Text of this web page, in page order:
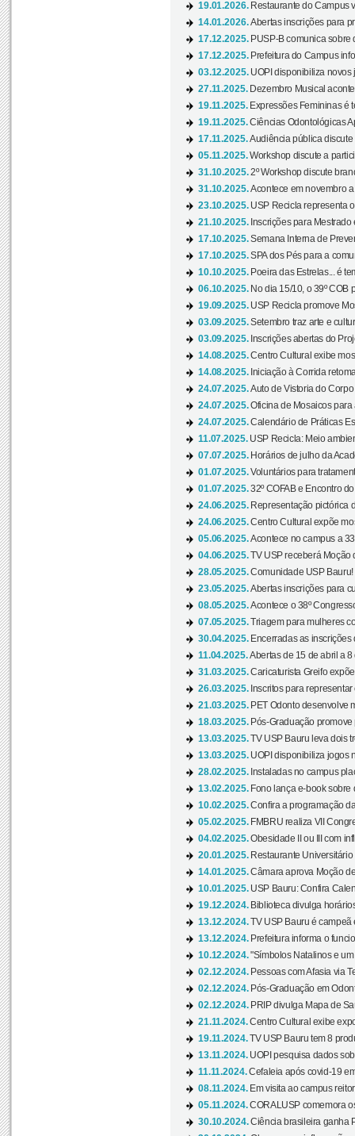
19.01.2026. Restaurante do Campus
14.01.2026.Abertas inscrições para
17.12.2025. PUSP-B comunica sobre
17.12.2025. Prefeitura do Campus
03.12.2025. UOPI disponibiliza novos
27.11.2025. Dezembro Musical
19.11.2025. Expressões Femininas é
19.11.2025.Ciências Odontológicas
17.11.2025.Audiência pública
05.11.2025.Workshop discute a
31.10.2025.2º Workshop discute
31.10.2025.Acontece em novembro
23.10.2025. USP Recicla representa
21.10.2025. Inscrições para
17.10.2025.Semana Interna de
17.10.2025.SPA dos Pés para a
10.10.2025. Poeira das Estrelas... é
06.10.2025. No dia 15/10, o 39º COB
19.09.2025. USP Recicla promove
03.09.2025.Setembro traz arte e
03.09.2025. Inscrições abertas do
14.08.2025.Centro Cultural exibe
14.08.2025. Iniciação à Corrida
24.07.2025.Auto de Vistoria do
24.07.2025.Oficina de Mosaicos
24.07.2025.Calendário de Práticas
11.07.2025. USP Recicla: Meio
07.07.2025. Horários de julho da
01.07.2025.Voluntários para
01.07.2025.32º COFAB e Encontro
24.06.2025. Representação pictórica
24.06.2025.Centro Cultural expõe
05.06.2025.Acontece no campus a
04.06.2025.TV USP receberá Moção
28.05.2025.Comunidade USP Bauru!
23.05.2025.Abertas inscrições para
08.05.2025.Acontece o 38º
07.05.2025.Triagem para mulheres
30.04.2025. Encerradas as inscrições
11.04.2025.Abertas de 15 de abril a
31.03.2025.Caricaturista Greifo
26.03.2025. Inscritos para
21.03.2025. PET Odonto desenvolve
18.03.2025. Pós-Graduação
13.03.2025.TV USP Bauru leva dois
13.03.2025. UOPI disponibiliza jogos
28.02.2025. Instaladas no campus
13.02.2025. Fono lança e-book sobre
10.02.2025.Confira a programação
05.02.2025. FMBRU realiza VII
04.02.2025.Obesidade II ou III com
20.01.2025. Restaurante
14.01.2025.Câmara aprova Moção
10.01.2025. USP Bauru: Confira
19.12.2024. Biblioteca divulga
13.12.2024.TV USP Bauru é campeã
13.12.2024. Prefeitura informa o
10.12.2024."Símbolos Natalinos e
02.12.2024. Pessoas com Afasia via
02.12.2024. Pós-Graduação em
02.12.2024. PRIP divulga Mapa de
21.11.2024.Centro Cultural exibe
19.11.2024.TV USP Bauru tem 8
13.11.2024. UOPI pesquisa dados
11.11.2024.Cefaleia após covid-19
08.11.2024. Em visita ao campus
05.11.2024.CORALUSP comemora
30.10.2024.Ciência brasileira ganha